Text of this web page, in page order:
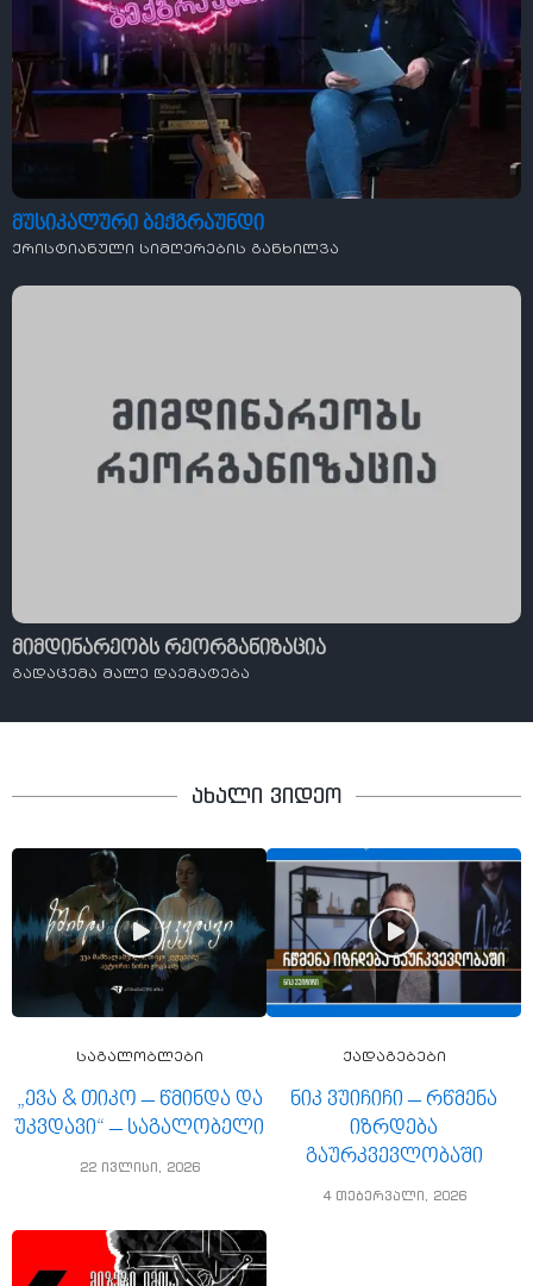
მუსიკალური ბექგრაუნდი
ქრისტიანული სიმღერების განხილვა
მიმდინარეობს რეორგანიზაცია
გადაცემა მალე დაემატება
ახალი ვიდეო
საგალობლები
„ევა & თიკო – წმინდა და
უკვდავი“ – საგალობელი
22 ივლისი, 2026
ქადაგებები
ნიკ ვუიჩიჩი – რწმენა
იზრდება
გაურკვევლობაში
4 თებერვალი, 2026